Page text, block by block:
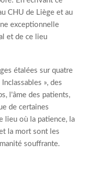
CHU de Liège et au
exceptionnelle
et de ce lieu
étalées sur quatre
», des
l'âme des patients,
de certaines
lieu où la patience, la
la mort sont les
souffrante.